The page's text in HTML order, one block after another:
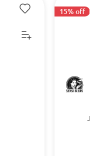
15% off